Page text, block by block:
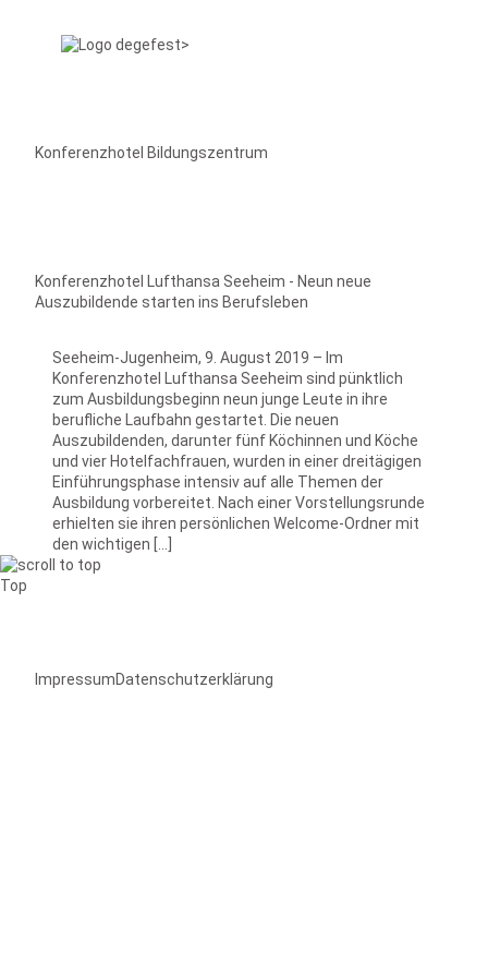
Konferenzhotel Bildungszentrum
Konferenzhotel Lufthansa Seeheim - Neun neue
Auszubildende starten ins Berufsleben
Seeheim-Jugenheim, 9. August 2019 – Im
Konferenzhotel Lufthansa Seeheim sind pünktlich
zum Ausbildungsbeginn neun junge Leute in ihre
berufliche Laufbahn gestartet. Die neuen
Auszubildenden, darunter fünf Köchinnen und Köche
und vier Hotelfachfrauen, wurden in einer dreitägigen
Einführungsphase intensiv auf alle Themen der
Ausbildung vorbereitet. Nach einer Vorstellungsrunde
erhielten sie ihren persönlichen Welcome-Ordner mit
den wichtigen […]
Top
ImpressumDatenschutzerklärung